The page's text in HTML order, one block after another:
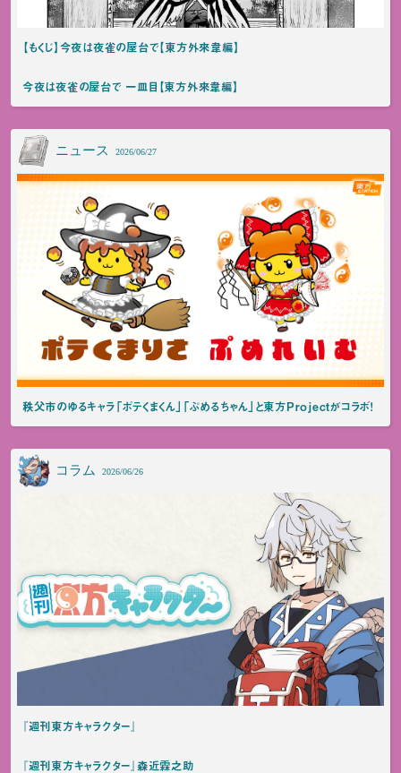
【もくじ】今夜は夜雀の屋台で【東方外來韋編】
今夜は夜雀の屋台で 一皿目【東方外來韋編】
ニュース 2026/06/27
秩父市のゆるキャラ「ポテくまくん」「ぷめるちゃん」と東方Projectがコラボ！
コラム 2026/06/26
『週刊東方キャラクター』
『週刊東方キャラクター』森近霖之助